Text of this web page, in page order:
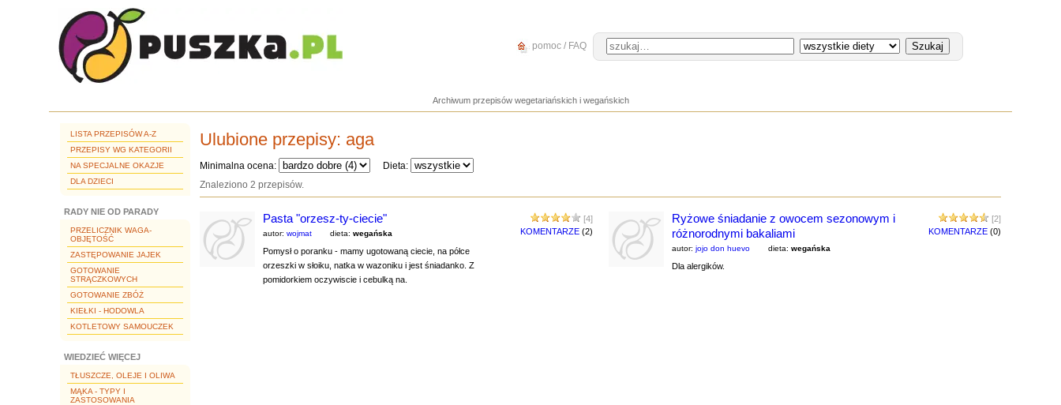
pomoc / FAQ
Archiwum przepisów wegetariańskich i wegańskich
LISTA PRZEPISÓW A-Z
PRZEPISY WG KATEGORII
NA SPECJALNE OKAZJE
DLA DZIECI
RADY NIE OD PARADY
PRZELICZNIK WAGA-
OBJĘTOŚĆ
ZASTĘPOWANIE JAJEK
GOTOWANIE
STRĄCZKOWYCH
GOTOWANIE ZBÓŻ
KIEŁKI - HODOWLA
KOTLETOWY SAMOUCZEK
WIEDZIEĆ WIĘCEJ
TŁUSZCZE, OLEJE I OLIWA
MĄKA - TYPY I
ZASTOSOWANIA
Ulubione przepisy: aga
Minimalna ocena:
Dieta:
Znaleziono 2 przepisów.
[4]
KOMENTARZE(2)
Pasta "orzesz-ty-ciecie"
autor: wojmat dieta: wegańska
Pomysł o poranku - mamy ugotowaną ciecie, na półce
orzeszki w słoiku, natka w wazoniku i jest śniadanko. Z
pomidorkiem oczywiscie i cebulką na.
[2]
KOMENTARZE (0)
Ryżowe śniadanie z owocem sezonowym i
różnorodnymi bakaliami
autor: jojo don huevo dieta: wegańska
Dla alergików.